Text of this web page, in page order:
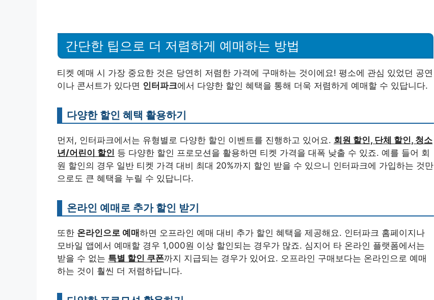
간단한 팁으로 더 저렴하게 예매하는 방법
티켓 예매 시 가장 중요한 것은 당연히 저렴한 가격에 구매하는 것이에요! 평소에 관심 있었던 공연
이나 콘서트가 있다면 인터파크에서 다양한 할인 혜택을 통해 더욱 저렴하게 예매할 수 있답니다.
다양한 할인 혜택 활용하기
먼저, 인터파크에서는 유형별로 다양한 할인 이벤트를 진행하고 있어요. 회원 할인, 단체 할인, 청소
년/어린이 할인 등 다양한 할인 프로모션을 활용하면 티켓 가격을 대폭 낮출 수 있죠. 예를 들어 회
원 할인의 경우 일반 티켓 가격 대비 최대 20%까지 할인 받을 수 있으니 인터파크에 가입하는 것만
으로도 큰 혜택을 누릴 수 있답니다.
온라인 예매로 추가 할인 받기
또한 온라인으로 예매하면 오프라인 예매 대비 추가 할인 혜택을 제공해요. 인터파크 홈페이지나
모바일 앱에서 예매할 경우 1,000원 이상 할인되는 경우가 많죠. 심지어 타 온라인 플랫폼에서는
받을 수 없는 특별 할인 쿠폰까지 지급되는 경우가 있어요. 오프라인 구매보다는 온라인으로 예매
하는 것이 훨씬 더 저렴하답니다.